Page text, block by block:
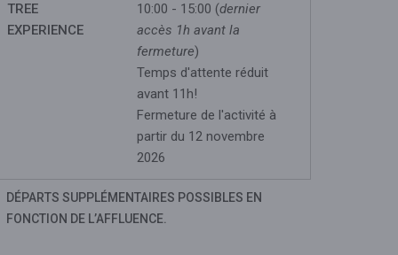
TREE
EXPERIENCE
10:00 - 15:00 (dernier
accès 1h avant la
fermeture)
Temps d'attente réduit
avant 11h!
Fermeture de l'activité à
partir du 12 novembre
2026
DÉPARTS SUPPLÉMENTAIRES POSSIBLES EN
FONCTION DE L’AFFLUENCE.